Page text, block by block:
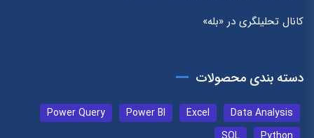
کانال تحلیلگری در «بله»
دسته بندی محصولات
Data Analysis
Excel
Power BI
Power Query